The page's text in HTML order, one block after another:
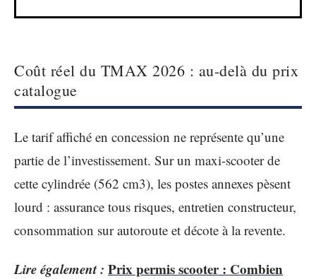
Coût réel du TMAX 2026 : au-delà du prix
catalogue
Le tarif affiché en concession ne représente qu’une
partie de l’investissement. Sur un maxi-scooter de
cette cylindrée (562 cm3), les postes annexes pèsent
lourd : assurance tous risques, entretien constructeur,
consommation sur autoroute et décote à la revente.
Lire également : Prix permis scooter : Combien